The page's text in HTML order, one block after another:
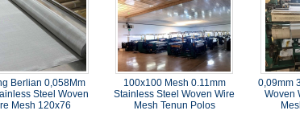
Berlian 0,058Mm
Steel Woven
Mesh 120x76
100x100 Mesh 0.11mm
Stainless Steel Woven Wire
Mesh Tenun Polos
0,09mm
Woven